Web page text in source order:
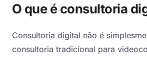
O que é consultoria
Consultoria digital não é
consultoria tradicional para